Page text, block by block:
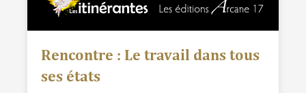
Rencontre : Le travail dans tous
ses états